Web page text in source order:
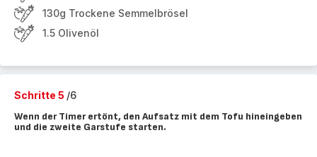
130g Trockene Semmelbrösel
1.5 Olivenöl
Schritte 5 /6
Wenn der Timer ertönt, den Aufsatz mit dem Tofu hineingeben
und die zweite Garstufe starten.